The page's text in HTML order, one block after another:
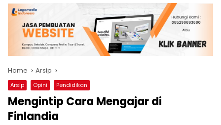
Home Arsip
Arsip Opini Pendidikan
Mengintip Cara Mengajar di
Finlandia